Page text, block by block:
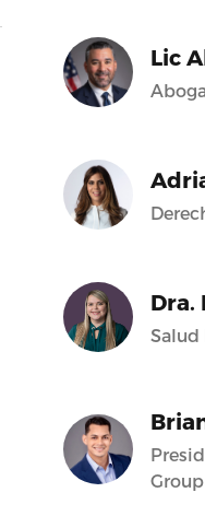
Lic
Dra.
Salud
Group